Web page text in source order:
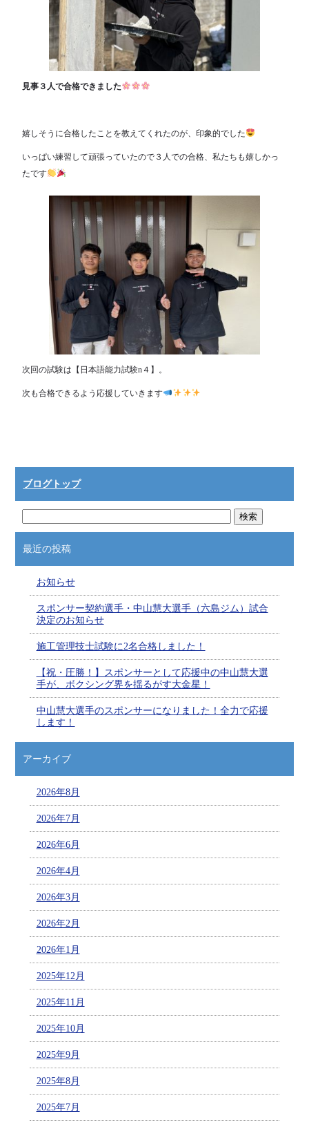
見事３人で合格できました
嬉しそうに合格したことを教えてくれたのが、印象的でした
いっぱい練習して頑張っていたので３人での合格、私たちも嬉しかっ
たです
次回の試験は【日本語能力試験n４】。
次も合格できるよう応援していきます
ブログトップ
最近の投稿
お知らせ
スポンサー契約選手・中山慧大選手（六島ジム）試合
決定のお知らせ
施工管理技士試験に2名合格しました！
【祝・圧勝！】スポンサーとして応援中の中山慧大選
手が、ボクシング界を揺るがす大金星！
中山慧大選手のスポンサーになりました！全力で応援
します！
アーカイブ
2026年8月
2026年7月
2026年6月
2026年4月
2026年3月
2026年2月
2026年1月
2025年12月
2025年11月
2025年10月
2025年9月
2025年8月
2025年7月